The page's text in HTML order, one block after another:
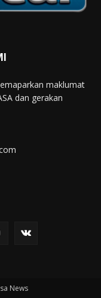
maklumat
dan gerakan
News